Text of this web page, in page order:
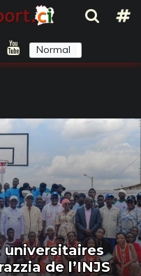
Normal
universitaires
de l’INJS